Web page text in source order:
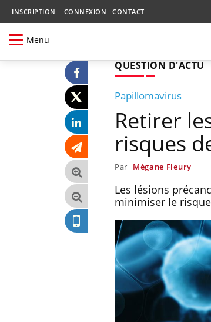
INSCRIPTION CONNEXION CONTACT
Menu
QUESTION D'ACTU
Papillomavirus
Retirer
risques
Par Mégane Fleury
Les lésions
minimiser le